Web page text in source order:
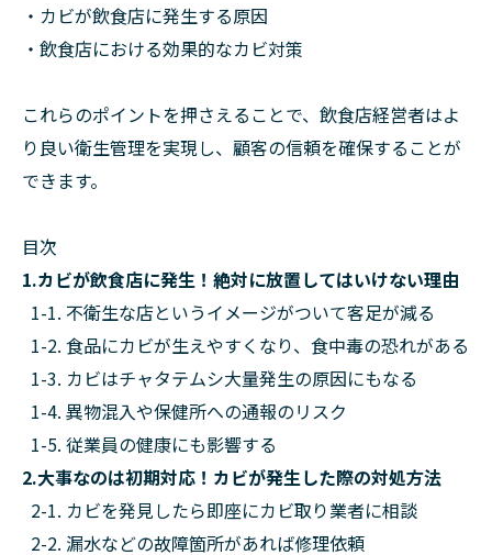
・カビが飲食店に発生する原因
・飲食店における効果的なカビ対策
これらのポイントを押さえることで、飲食店経営者はよ
り良い衛生管理を実現し、顧客の信頼を確保することが
できます。
目次
1.カビが飲食店に発生！絶対に放置してはいけない理由
1-1. 不衛生な店というイメージがついて客足が減る
1-2. 食品にカビが生えやすくなり、食中毒の恐れがある
1-3. カビはチャタテムシ大量発生の原因にもなる
1-4. 異物混入や保健所への通報のリスク
1-5. 従業員の健康にも影響する
2.大事なのは初期対応！カビが発生した際の対処方法
2-1. カビを発見したら即座にカビ取り業者に相談
2-2. 漏水などの故障箇所があれば修理依頼